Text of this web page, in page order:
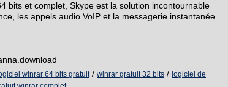
bits et complet, Skype est la solution incontournable
les appels audio VoIP et la messagerie instantanée...
winrar 64 bits gratuit/ winrar gratuit 32 bits / logiciel de